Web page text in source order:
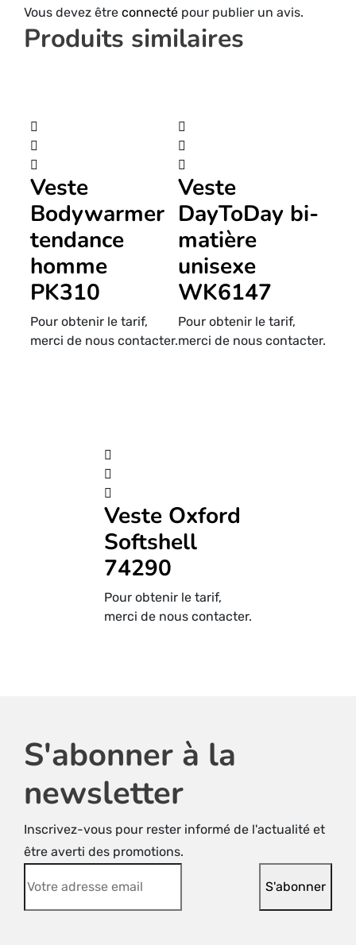
Vous devez être connecté pour publier un avis.
Produits similaires
Veste
Bodywarmer
tendance
homme
PK310
Pour obtenir le tarif,
merci de nous contacter.
Veste
DayToDay bi-
matière
unisexe
WK6147
Pour obtenir le tarif,
merci de nous contacter.
Veste Oxford
Softshell
74290
Pour obtenir le tarif,
merci de nous contacter.
S'abonner à la
newsletter
Inscrivez-vous pour rester informé de l'actualité et
être averti des promotions.